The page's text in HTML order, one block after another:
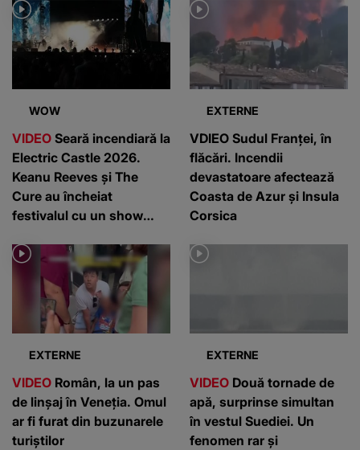
WOW
VIDEO Seară incendiară la
Electric Castle 2026.
Keanu Reeves și The
Cure au încheiat
festivalul cu un show
EXTERNE
VDIEO Sudul Franței, în
flăcări. Incendii
devastatoare afectează
Coasta de Azur și Insula
Corsica
EXTERNE
VIDEO Român, la un pas
de linșaj în Veneția. Omul
ar fi furat din buzunarele
turiștilor
EXTERNE
VIDEO Două tornade de
apă, surprinse simultan
în vestul Suediei. Un
fenomen rar și